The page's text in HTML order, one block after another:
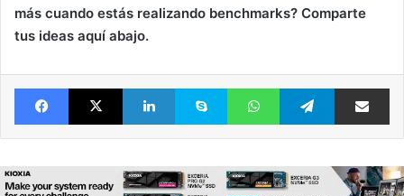
más cuando estás realizando benchmarks? Comparte
tus ideas aquí abajo.
FacebookX LinkedIn Skype WhatsAppTelegram